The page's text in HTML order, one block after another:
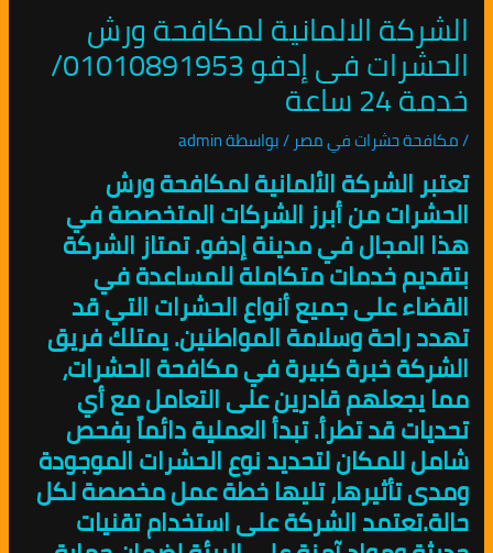
الشركة الالمانية لمكافحة ورش
الحشرات فى إدفو 01010891953/
خدمة 24 ساعة
/مكافحة حشرات في مصر / بواسطةadmin
تعتبر الشركة الألمانية لمكافحة ورش
الحشرات من أبرز الشركات المتخصصة في
هذا المجال في مدينة إدفو. تمتاز الشركة
بتقديم خدمات متكاملة للمساعدة في
القضاء على جميع أنواع الحشرات التي قد
تهدد راحة وسلامة المواطنين. يمتلك فريق
الشركة خبرة كبيرة في مكافحة الحشرات،
مما يجعلهم قادرين على التعامل مع أي
تحديات قد تطرأ. تبدأ العملية دائماً بفحص
شامل للمكان لتحديد نوع الحشرات الموجودة
ومدى تأثيرها، تليها خطة عمل مخصصة لكل
حالة.تعتمد الشركة على استخدام تقنيات